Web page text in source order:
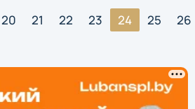
20 21 22 23 24 25 26